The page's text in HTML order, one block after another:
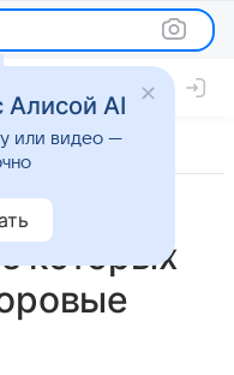
которых
Алисой AI
или видео —